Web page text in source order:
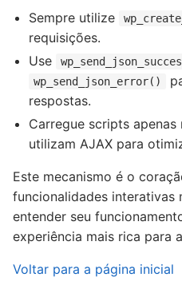
Sempre utilize
requisições.
Use
wp_send_json_error()
respostas.
Carregue scripts
utilizam AJAX para
Este mecanismo é o
funcionalidades interativas
entender seu
experiência mais rica para
Voltar para a página inicial